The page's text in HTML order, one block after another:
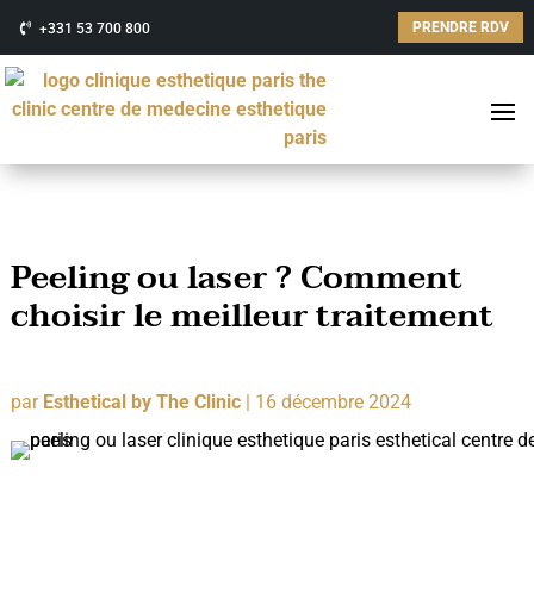
+331 53 700 800 PRENDRE RDV
Peeling ou laser ? Comment
choisir le meilleur traitement
par Esthetical by The Clinic| 16 décembre 2024